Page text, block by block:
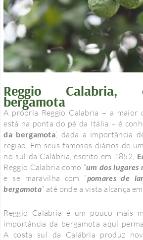
Reggio Calabria,
bergamota
A própria Reggio Calabria – a maior
está na ponta do pé da Itália – é
da bergamota‘, dada a importância
região. Em seus famosos diários de
no sul da Calábria, escrito em 1852,
Reggio Calabria como “um dos lugares
e se maravilha com “pomares de
bergamota” até onde a vista alcança
Reggio Calabria é um pouco mais
importância da bergamota aqui
A costa sul da Calábria produz